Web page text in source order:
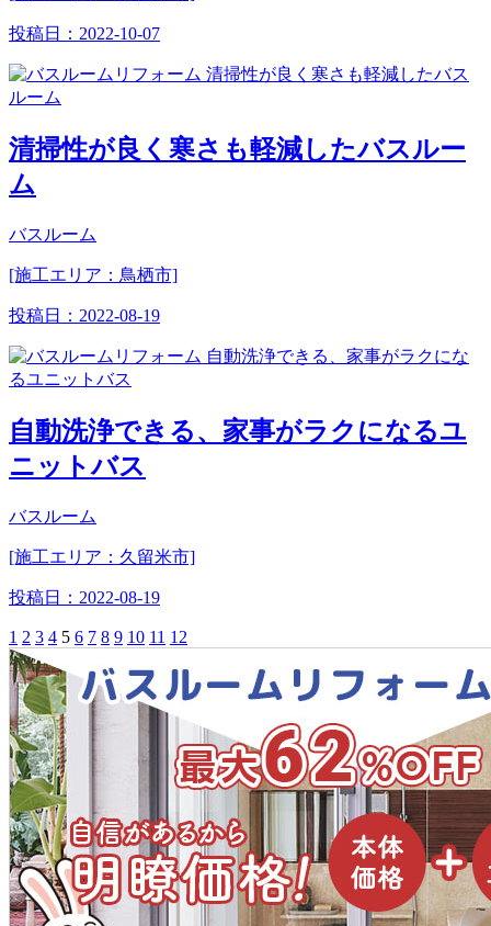
投稿日： 2022-10-07
清掃性が良く寒さも軽減したバスルー
ム
バスルーム
[施工エリア：鳥栖市]
投稿日： 2022-08-19
自動洗浄できる、家事がラクになるユ
ニットバス
バスルーム
[施工エリア：久留米市]
投稿日： 2022-08-19
1 2 3 4 5 6 7 8 9 10 11 12